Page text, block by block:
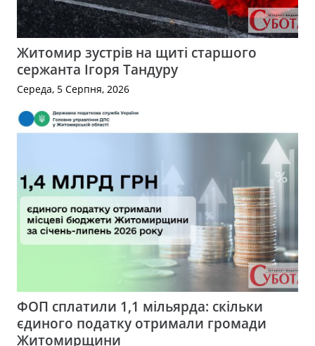
Житомир зустрів на щиті старшого
сержанта Ігоря Тандуру
Середа, 5 Серпня, 2026
ФОП сплатили 1,1 мільярда: скільки
єдиного податку отримали громади
Житомирщини